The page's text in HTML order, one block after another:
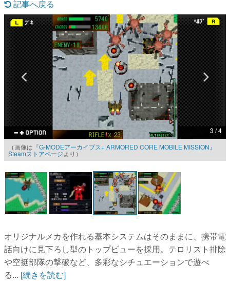
なんでゲームは面白い？
ゲーム開発者・hamatsu氏がゲームの魅力を画面や操作の
具体的な形から解き明かしていく、硬派で骨太な評論連載
です。
ゲームが変えた日本語
「経験値」「裏技」「ラスボス」… ゲームにまつわる言葉
の起源や用法の変遷を、コンピューター文化史研究家・タ
イニーP氏が徹底調査。
カテゴリ
特集記事
マンガ
女性向け
アプリレビュー
その他
電ファミニコゲーマーとは？
運営：株式会社マレ
記事へ戻る
3 / 4
（画像は 『G-MODEアーカイブス+ ARMORED CORE MOBILE MISSION』
Steamストアページより）
オリジナルメカを作れる基本システムはそのままに、携帯電
話向けに見下ろし型のトップビューを採用。テロリスト排除
や空挺部隊の撃破など、多彩なシチュエーションで遊べ
る... [続きを読む]